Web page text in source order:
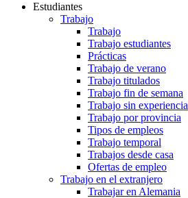
Estudiantes
Trabajo
Trabajo
Trabajo estudiantes
Prácticas
Trabajo de verano
Trabajo titulados
Trabajo fin de semana
Trabajo sin experiencia
Trabajo por provincia
Tipos de empleos
Trabajo temporal
Trabajos desde casa
Ofertas de empleo
Trabajo en el extranjero
Trabajar en Alemania